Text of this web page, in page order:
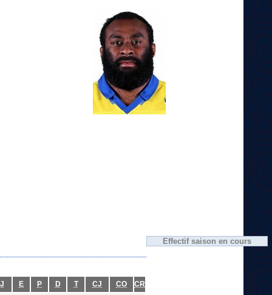
Effectif saison en cours
E P D T CJ CO CR